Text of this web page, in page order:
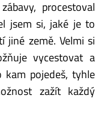
procestoval
jsem si, jaké je to
jiné země. Velmi si
vycestovat a
pojedeš, tyhle
zažít každý